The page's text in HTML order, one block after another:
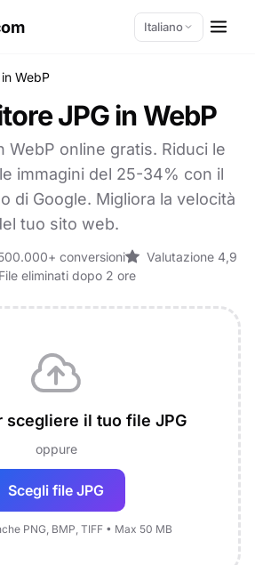
Italiano
WebP
JPG in WebP
WebP online gratis. Riduci le
immagini del 25-34% con il
di Google. Migliora la velocità
tuo sito web.
conversioni
Valutazione 4,9
File eliminati dopo 2 ore
scegliere il tuo file JPG
oppure
Scegli file JPG
PNG, BMP, TIFF • Max 50 MB